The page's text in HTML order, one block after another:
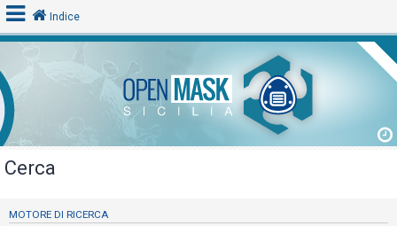
o
g
i
n
Indice
Cerca
MOTORE DI RICERCA